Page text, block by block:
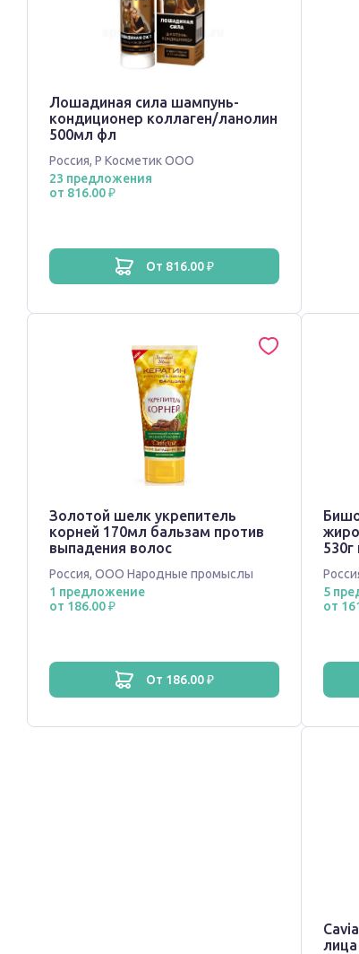
Лошадиная сила шампунь-
кондиционер коллаген/ланолин
500мл фл
Россия, Р Косметик ООО
23 предложения
от 816.00 ₽
от 816.00 ₽
Золотой шелк укрепитель
корней 170мл бальзам против
выпадения волос
Россия, ООО Народные промыслы
1 предложение
от 186.00 ₽
от 186.00 ₽
530г
5
от